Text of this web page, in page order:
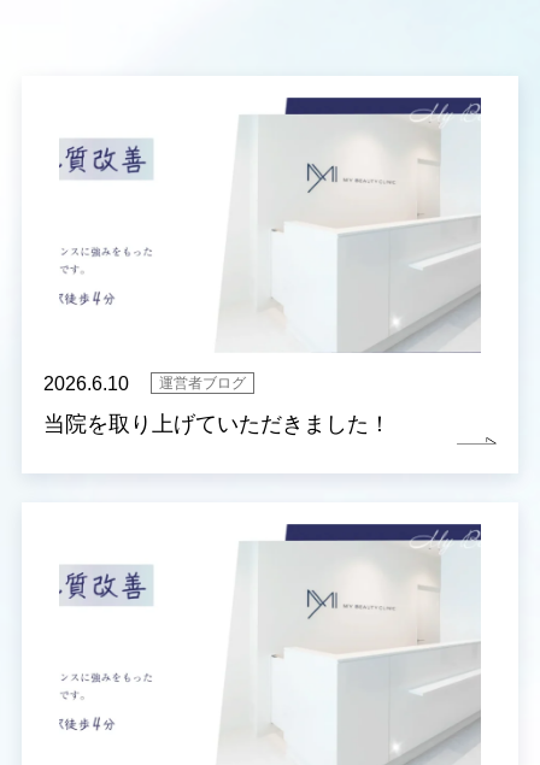
2026.6.10 運営者ブログ
当院を取り上げていただきました！